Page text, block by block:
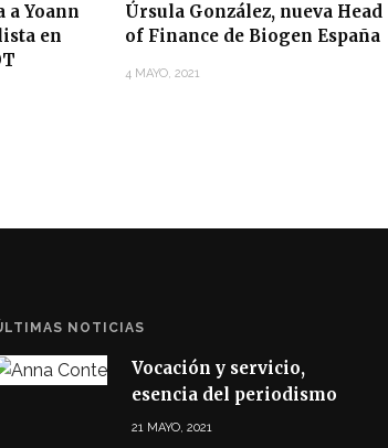
a Yoann
en
Úrsula González, nueva Head
of Finance de Biogen España
4 MAYO, 2021
NOTICIAS
Vocación y servicio,
esencia del periodismo
21 MAYO, 2021